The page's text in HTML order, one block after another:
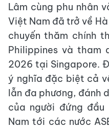
Lâm cùng phu nhân
Việt Nam đã trở về
chuyến thăm chính
Philippines và tham
2026 tại Singapore.
ý nghĩa đặc biệt cả
lẫn đa phương, đánh
của người đứng
Nam tới các nước